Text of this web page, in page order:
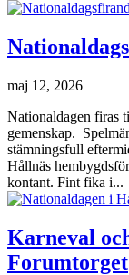
maj 12, 2026
Nationaldagen firas
gemenskap.
stämningsfull
Hållnäs
kontant. Fint fika i...
Karneval
Forumtorget